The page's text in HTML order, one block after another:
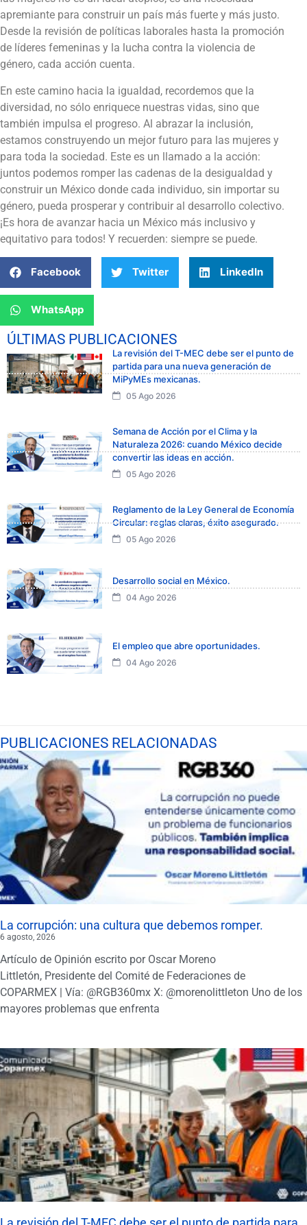
apremiante para construir un país más fuerte y más justo.
Desde la revisión de políticas laborales hasta la promoción
de líderes femeninas y la lucha contra la violencia de
género, cada acción cuenta.
En este camino hacia la igualdad, recordemos que la
diversidad, no sólo enriquece nuestras vidas, sino que
también impulsa el progreso. Al abrazar la inclusión,
estamos construyendo un mejor futuro para las mujeres y
para toda la sociedad. Este es un llamado a la acción:
juntos podemos romper las cadenas de la desigualdad y
construir un México donde cada individuo, sin importar su
género, pueda prosperar y contribuir al desarrollo colectivo.
¡Es hora de avanzar hacia un México más inclusivo y
equitativo para todos! Y recuerden: siempre se puede.
Facebook Twitter LinkedIn
WhatsApp
ÚLTIMAS PUBLICACIONES
La revisión del T-MEC debe ser el punto de
partida para una nueva generación de
MiPyMEs mexicanas.
05 Ago 2026
Semana de Acción por el Clima y la
Naturaleza 2026: cuando México decide
convertir las ideas en acción.
05 Ago 2026
Reglamento de la Ley General de Economía
Circular: reglas claras, éxito asegurado.
05 Ago 2026
Desarrollo social en México.
04 Ago 2026
El empleo que abre oportunidades.
04 Ago 2026
PUBLICACIONES RELACIONADAS
La corrupción: una cultura que debemos romper.
6 agosto, 2026
Artículo de Opinión escrito por Oscar Moreno
Littletón, Presidente del Comité de Federaciones de
COPARMEX | Vía: @RGB360mx X: @morenolittleton Uno de los
mayores problemas que enfrenta